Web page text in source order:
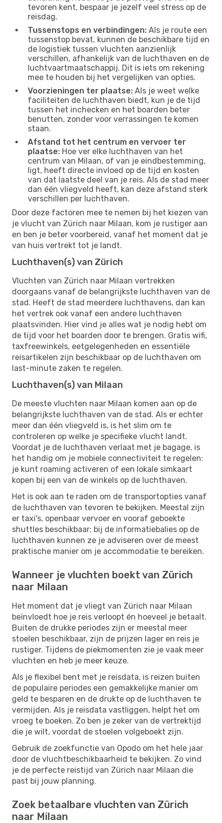
tevoren kent, bespaar je jezelf veel stress op de
reisdag.
Tussenstops en verbindingen: Als je route een
tussenstop bevat, kunnen de beschikbare tijd en
de logistiek tussen vluchten aanzienlijk
verschillen, afhankelijk van de luchthaven en de
luchtvaartmaatschappij. Dit is iets om rekening
mee te houden bij het vergelijken van opties.
Voorzieningen ter plaatse: Als je weet welke
faciliteiten de luchthaven biedt, kun je de tijd
tussen het inchecken en het boarden beter
benutten, zonder voor verrassingen te komen
staan.
Afstand tot het centrum en vervoer ter
plaatse: Hoe ver elke luchthaven van het
centrum van Milaan, of van je eindbestemming,
ligt, heeft directe invloed op de tijd en kosten
van dat laatste deel van je reis. Als de stad meer
dan één vliegveld heeft, kan deze afstand sterk
verschillen per luchthaven.
Door deze factoren mee te nemen bij het kiezen van
je vlucht van Zürich naar Milaan, kom je rustiger aan
en ben je beter voorbereid, vanaf het moment dat je
van huis vertrekt tot je landt.
Luchthaven(s) van Zürich
Vluchten van Zürich naar Milaan vertrekken
doorgaans vanaf de belangrijkste luchthaven van de
stad. Heeft de stad meerdere luchthavens, dan kan
het vertrek ook vanaf een andere luchthaven
plaatsvinden. Hier vind je alles wat je nodig hebt om
de tijd voor het boarden door te brengen. Gratis wifi,
taxfreewinkels, eetgelegenheden en essentiële
reisartikelen zijn beschikbaar op de luchthaven om
last-minute zaken te regelen.
Luchthaven(s) van Milaan
De meeste vluchten naar Milaan komen aan op de
belangrijkste luchthaven van de stad. Als er echter
meer dan één vliegveld is, is het slim om te
controleren op welke je specifieke vlucht landt.
Voordat je de luchthaven verlaat met je bagage, is
het handig om je mobiele connectiviteit te regelen:
je kunt roaming activeren of een lokale simkaart
kopen bij een van de winkels op de luchthaven.
Het is ook aan te raden om de transportopties vanaf
de luchthaven van tevoren te bekijken. Meestal zijn
er taxi's, openbaar vervoer en vooraf geboekte
shuttles beschikbaar; bij de informatiebalies op de
luchthaven kunnen ze je adviseren over de meest
praktische manier om je accommodatie te bereiken.
Wanneer je vluchten boekt van Zürich
naar Milaan
Het moment dat je vliegt van Zürich naar Milaan
beïnvloedt hoe je reis verloopt én hoeveel je betaalt.
Buiten de drukke periodes zijn er meestal meer
stoelen beschikbaar, zijn de prijzen lager en reis je
rustiger. Tijdens de piekmomenten zie je vaak meer
vluchten en heb je meer keuze.
Als je flexibel bent met je reisdata, is reizen buiten
de populaire periodes een gemakkelijke manier om
geld te besparen en de drukte op de luchthaven te
vermijden. Als je reisdata vastliggen, helpt het om
vroeg te boeken. Zo ben je zeker van de vertrektijd
die je wilt, voordat de stoelen volgeboekt zijn.
Gebruik de zoekfunctie van Opodo om het hele jaar
door de vluchtbeschikbaarheid te bekijken. Zo vind
je de perfecte reistijd van Zürich naar Milaan die
past bij jouw planning.
Zoek betaalbare vluchten van Zürich
naar Milaan